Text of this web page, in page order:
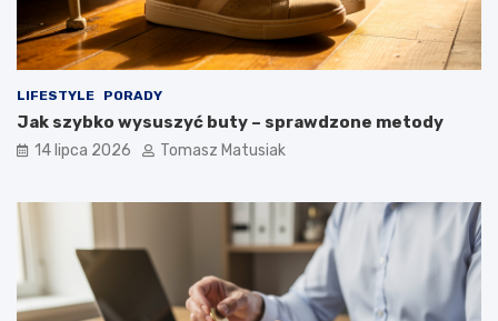
LIFESTYLE PORADY
Jak szybko wysuszyć buty – sprawdzone metody
14 lipca 2026 Tomasz Matusiak